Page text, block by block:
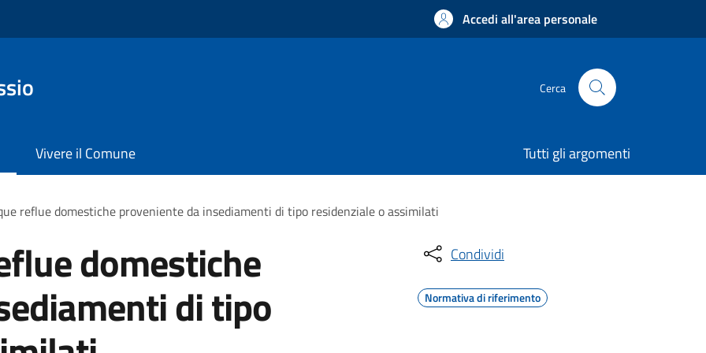
Accedi all'area personale
Cerca
Vivere il Comune Tutti gli argomenti
reflue domestiche proveniente da insediamenti di tipo residenziale o assimilati
domestiche
di tipo
Condividi
Normativa di riferimento